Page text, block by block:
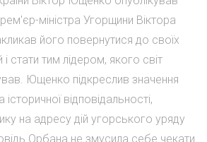
міністра Угорщини Віктора
його повернутися до своїх
стати тим лідером, якого світ
Ющенко підкреслив значення
історичної відповідальності,
на адресу дій угорського уряду
Орбана не змусила себе чекати